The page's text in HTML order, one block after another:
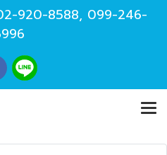
920-8588, 099-246-